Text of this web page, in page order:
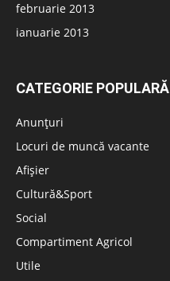
februarie 2013
ianuarie 2013
CATEGORIE POPULARĂ
Anunțuri
Locuri de muncă vacante
Afișier
Cultură&Sport
Social
Compartiment Agricol
Utile